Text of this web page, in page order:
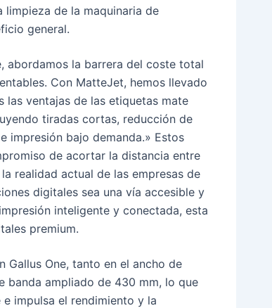
limpieza de la maquinaria de
general.
abordamos la barrera del coste total
Con MatteJet, hemos llevado
ventajas de las etiquetas mate
tiradas cortas, reducción de
impresión bajo demanda.» Estos
de acortar la distancia entre
realidad actual de las empresas de
digitales sea una vía accesible y
inteligente y conectada, esta
premium.
Gallus One, tanto en el ancho de
banda ampliado de 430 mm, lo que
impulsa el rendimiento y la